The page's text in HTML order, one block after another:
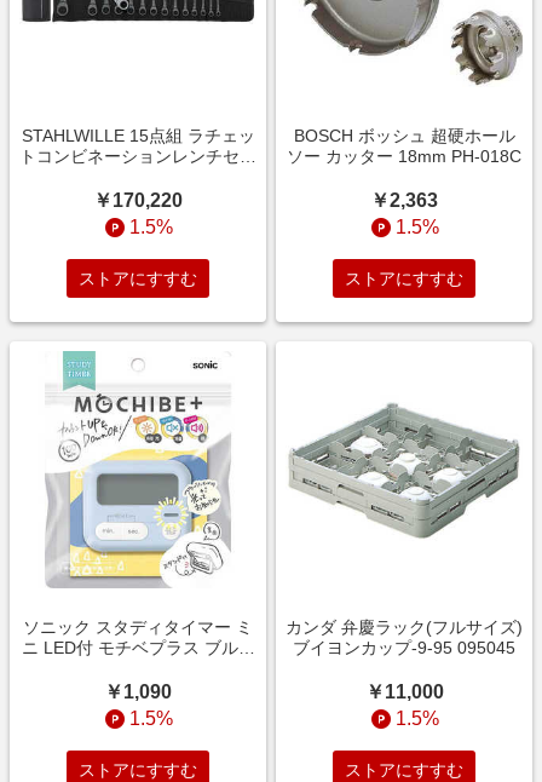
STAHLWILLE 15点組 ラチェッ
トコンビネーションレンチセッ
17/15
￥170,220
1.5%
ストアにすすむ
BOSCH ボッシュ 超硬ホール
ソー カッター 18mm PH-018C
￥2,363
1.5%
ストアにすすむ
ソニック スタディタイマー ミ
ニ LED付 モチベプラス ブルー
￥1,090
1.5%
ストアにすすむ
カンダ 弁慶ラック(フルサイズ)
ブイヨンカップ-9-95 095045
￥11,000
1.5%
ストアにすすむ